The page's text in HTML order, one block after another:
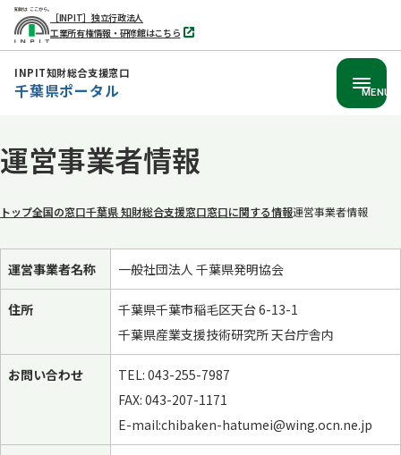
文
へ
［INPIT］独立行政法人
工業所有権情報・研修館はこちら
別
タ
INPIT知財総合支援窓口
千葉県ポータル MENU
運営事業者情報
トップ全国の窓口千葉県 知財総合支援窓口窓口に関する情報運営事業者情報
運営事業者名称 一般社団法人 千葉県発明協会
住所
千葉県千葉市稲毛区天台 6-13-1
千葉県産業支援技術研究所 天台庁舎内
お問い合わせ
TEL: 043-255-7987
FAX: 043-207-1171
E-mail:chibaken-hatumei@wing.ocn.ne.jp